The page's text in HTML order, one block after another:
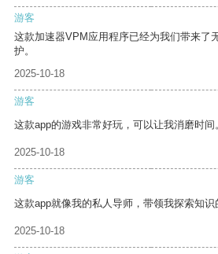
游客
这款加速器VPM应用程序已经为我们带来了
护。
2025-10-18
游客
这款app的游戏非常好玩，可以让我消磨时间
2025-10-18
游客
这款app就像我的私人导师，带领我探索知识
2025-10-18